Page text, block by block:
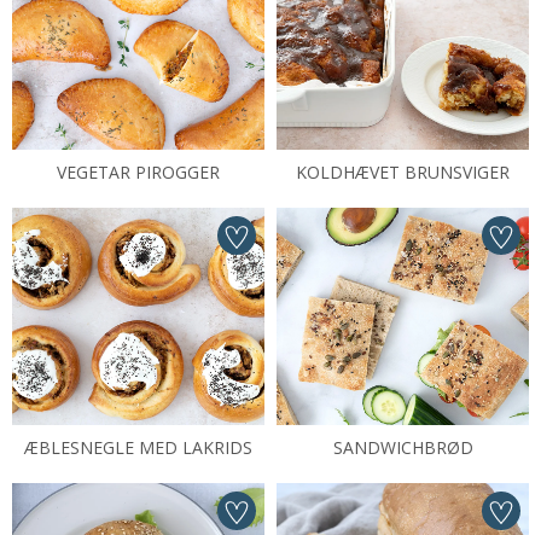
VEGETAR PIROGGER KOLDHÆVET BRUNSVIGER
ÆBLESNEGLE MED LAKRIDS SANDWICHBRØD